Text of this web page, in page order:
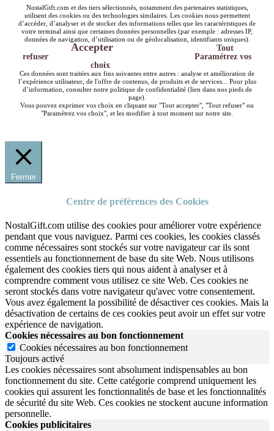
NostalGift.com et des tiers sélectionnés, notamment des partenaires statistiques,
utilisent des cookies ou des technologies similaires. Les cookies nous permettent
d’accéder, d’analyser et de stocker des informations telles que les caractéristiques de
votre terminal ainsi que certaines données personnelles (par exemple : adresses IP,
données de navigation, d’utilisation ou de géolocalisation, identifiants uniques).
Accepter
Tout
refuser
Paramétrez vos
choix
Ces données sont traitées aux fins suivantes entre autres : analyse et amélioration de
l’expérience utilisateur, de l'offre de contenus, de produits et de services... Pour plus
d’information, consulter notre politique de confidentialité (lien dans nos pieds de
page).
Vous pouvez exprimer vos choix en cliquant sur "Tout accepter", "Tout refuser" ou
"Paramétrez vos choix", et les modifier à tout moment sur notre site.
Fermer
Centre de préférences des Cookies
NostalGift.com utilise des cookies pour améliorer votre expérience
pendant que vous naviguez. Parmi ces cookies, les cookies classés
comme nécessaires sont stockés sur votre navigateur car ils sont
essentiels au fonctionnement de base du site Web. Nous utilisons
également des cookies tiers qui nous aident à analyser et à
comprendre comment vous utilisez ce site Web. Ces cookies ne
seront stockés dans votre navigateur qu'avec votre consentement.
Vous avez également la possibilité de désactiver ces cookies. Mais la
désactivation de certains de ces cookies peut avoir un effet sur votre
expérience de navigation.
Cookies nécessaires au bon fonctionnement
Cookies nécessaires au bon fonctionnement
Toujours activé
Les cookies nécessaires sont absolument indispensables au bon
fonctionnement du site. Cette catégorie comprend uniquement les
cookies qui assurent les fonctionnalités de base et les fonctionnalités
de sécurité du site Web. Ces cookies ne stockent aucune information
personnelle.
Cookies publicitaires